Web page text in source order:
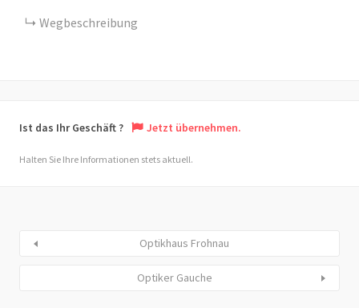
Wegbeschreibung
Ist das Ihr Geschäft ? Jetzt übernehmen.
Halten Sie Ihre Informationen stets aktuell.
Optikhaus Frohnau
Optiker Gauche